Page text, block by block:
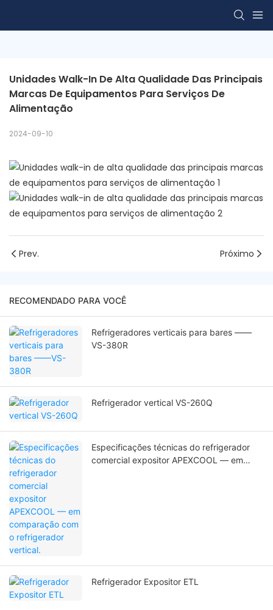
Unidades Walk-In De Alta Qualidade Das Principais
Marcas De Equipamentos Para Serviços De
Alimentação
2024-09-10
Prev. Próximo
RECOMENDADO PARA VOCÊ
Refrigeradores verticais para bares ——
VS-380R
Refrigerador vertical VS-260Q
Especificações técnicas do refrigerador
comercial expositor APEXCOOL — em
Refrigerador Expositor ETL